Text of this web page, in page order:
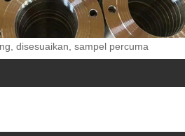
disesuaikan, sampel percuma